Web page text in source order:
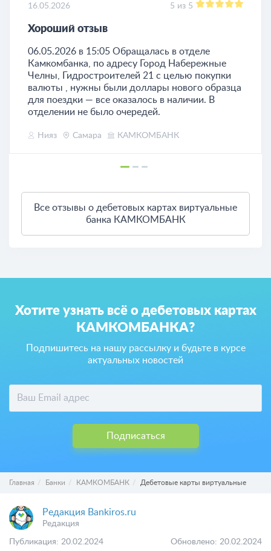
16.05.2026 5 из 5
Хороший отзыв
06.05.2026 в 15:05 Обращалась в отделе
Камкомбанка, по адресу Город Набережные
Челны, Гидростроителей 21 с целью покупки
валюты , нужны были доллары нового образца
для поездки — все оказалось в наличии. В
отделении не было очередей.
Нияз Самара КАМКОМБАНК
Все отзывы о дебетовых картах виртуальные
банка КАМКОМБАНК
Хотите узнать всё о дебетовых картах
КАМКОМБАНКА?
Подпишитесь на нашу рассылку и будьте в курсе
актуальных новостей
Подписаться
Главная Банки КАМКОМБАНК Дебетовые карты виртуальные
Редакция Bankiros.ru
Редакция
Публикация: 20.02.2024 Обновлено: 20.02.2024